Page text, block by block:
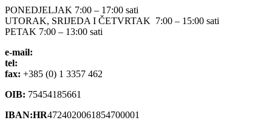
PONEDJELJAK 7:00 – 17:00 sati
UTORAK, SRIJEDA I ČETVRTAK 7:00 – 15:00 sati
PETAK 7:00 – 13:00 sati
e-mail:
tel:
fax: +385 (0) 1 3357 462
OIB: 75454185661
IBAN:HR4724020061854700001